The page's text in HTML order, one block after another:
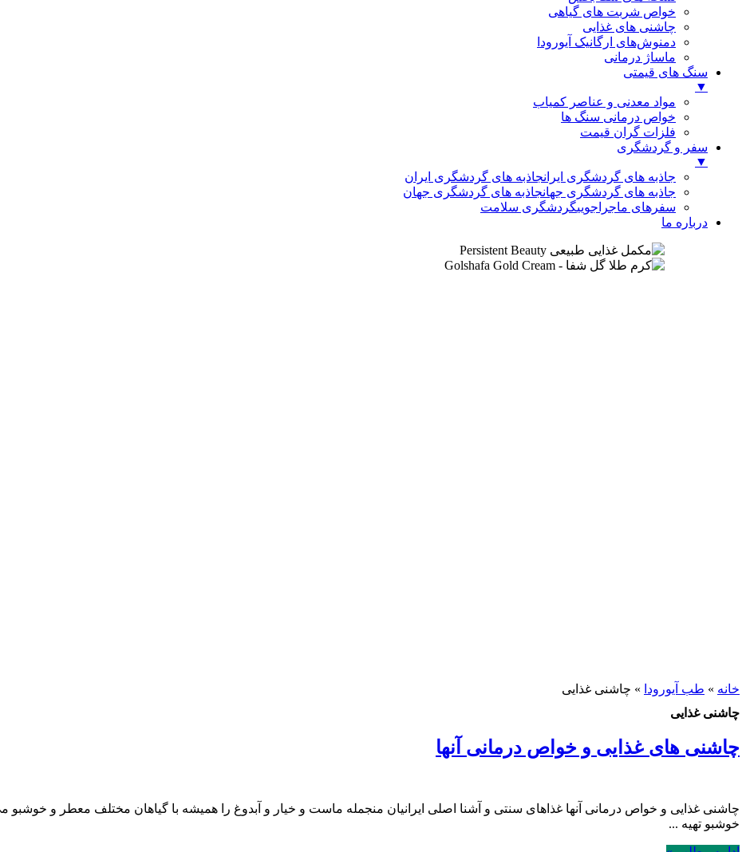
خواص شربت های گیاهی
چاشنی های غذایی
دمنوش‌های ارگانیک آیورودا
ماساژ درمانی
سنگ های قیمتی
▼
مواد معدنی و عناصر کمیاب
خواص درمانی سنگ ها
فلزات گران قیمت
سفر و گردشگری
▼
جاذبه های گردشگری ایرانجاذبه های گردشگری ایران
جاذبه های گردشگری جهانجاذبه های گردشگری جهان
سفرهای ماجراجوییگردشگری سلامت
درباره ما
خانه » طب آیورودا » چاشنی غذایی
چاشنی غذایی
چاشنی های غذایی و خواص درمانی آنها
چاشنی غذایی و خواص درمانی آنها غذاهای سنتی و آشنا اصلی ایرانیان منجمله ماست و خیار و آبدوغ را همیشه با گیاهان مختلف معطر و
خوشبو تهیه ...